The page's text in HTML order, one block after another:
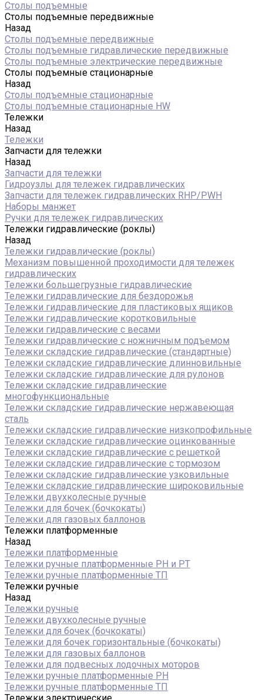
Столы подъемные
Столы подъемные передвижные
Назад
Столы подъемные передвижные
Столы подъемные гидравлические передвижные
Столы подъемные электрические передвижные
Столы подъемные стационарные
Назад
Столы подъемные стационарные
Столы подъемные стационарные HW
Тележки
Назад
Тележки
Запчасти для тележки
Назад
Запчасти для тележки
Гидроузлы для тележек гидравлических
Запчасти для тележек гидравлических RHP/PWH
Наборы манжет
Ручки для тележек гидравлических
Тележки гидравлические (роклы)
Назад
Тележки гидравлические (роклы)
Механизм повышенной проходимости для тележек
гидравлических
Тележки большегрузные гидравлические
Тележки гидравлические для бездорожья
Тележки гидравлические для пластиковых ящиков
Тележки гидравлические коротковильные
Тележки гидравлические с весами
Тележки гидравлические с ножничным подъемом
Тележки складские гидравлические (стандартные)
Тележки складские гидравлические длинновильные
Тележки складские гидравлические для рулонов
Тележки складские гидравлические
многофункциональные
Тележки складские гидравлические нержавеющая
сталь
Тележки складские гидравлические низкопрофильные
Тележки складские гидравлические оцинкованные
Тележки складские гидравлические с решеткой
Тележки складские гидравлические с тормозом
Тележки складские гидравлические узковильные
Тележки складские гидравлические широковильные
Тележки двухколесные ручные
Тележки для бочек (бочкокаты)
Тележки для газовых баллонов
Тележки платформенные
Назад
Тележки платформенные
Тележки ручные платформенные PH и PT
Тележки ручные платформенные ТП
Тележки ручные
Назад
Тележки ручные
Тележки двухколесные ручные
Тележки для бочек (бочкокаты)
Тележки для бочек горизонтальные (бочкокаты)
Тележки для газовых баллонов
Тележки для подвесных лодочных моторов
Тележки ручные платформенные PH
Тележки ручные платформенные ТП